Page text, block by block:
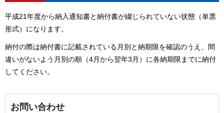
平成21年度から納入通知書と納付書が綴じられていない状態（単票
形式）になります。
納付の際は納付書に記載されている月別と納期限を確認のうえ、間
違いがないよう月別の順（4月から翌年3月）に各納期限までに納付
してください。
お問い合わせ